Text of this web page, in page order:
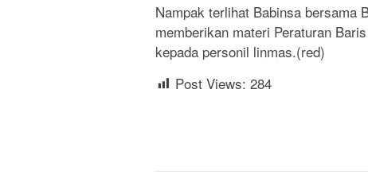
Nampak terlihat Babinsa bersama
memberikan materi Peraturan
kepada personil linmas.(red)
Post Views: 284